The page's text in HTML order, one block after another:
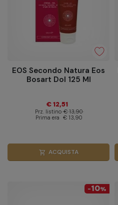
EOS Secondo Natura Eos
Bosart Dol 125 Ml
€ 12,51
Prz. listino € 13,90
Prima era € 13,90
shopping_cart ACQUISTA
-10%